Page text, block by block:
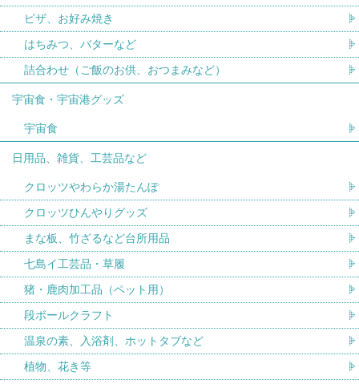
ピザ、お好み焼き
はちみつ、バターなど
詰合わせ（ご飯のお供、おつまみなど）
宇宙食・宇宙港グッズ
宇宙食
日用品、雑貨、工芸品など
クロッツやわらか湯たんぽ
クロッツひんやりグッズ
まな板、竹ざるなど台所用品
七島イ工芸品・草履
猪・鹿肉加工品（ペット用）
段ボールクラフト
温泉の素、入浴剤、ホットタブなど
植物、花き等